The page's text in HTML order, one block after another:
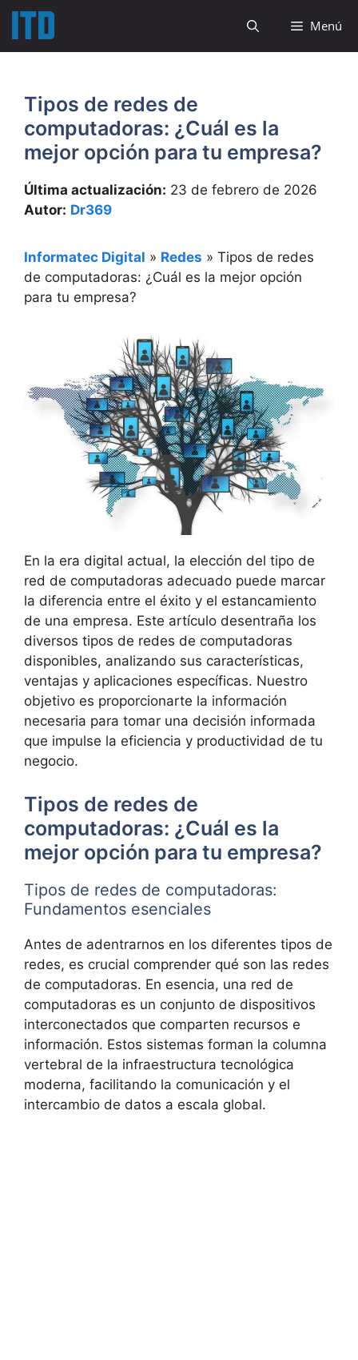
Saltar
contenido
Menú
Tipos de redes de
computadoras: ¿Cuál es la
mejor opción para tu empresa?
Última actualización: 23 de febrero de 2026
Autor: Dr369
Informatec Digital » Redes » Tipos de redes
de computadoras: ¿Cuál es la mejor opción
para tu empresa?
En la era digital actual, la elección del tipo de
red de computadoras adecuado puede marcar
la diferencia entre el éxito y el estancamiento
de una empresa. Este artículo desentraña los
diversos tipos de redes de computadoras
disponibles, analizando sus características,
ventajas y aplicaciones específicas. Nuestro
objetivo es proporcionarte la información
necesaria para tomar una decisión informada
que impulse la eficiencia y productividad de tu
negocio.
Tipos de redes de
computadoras: ¿Cuál es la
mejor opción para tu empresa?
Tipos de redes de computadoras:
Fundamentos esenciales
Antes de adentrarnos en los diferentes tipos de
redes, es crucial comprender qué son las redes
de computadoras. En esencia, una red de
computadoras es un conjunto de dispositivos
interconectados que comparten recursos e
información. Estos sistemas forman la columna
vertebral de la infraestructura tecnológica
moderna, facilitando la comunicación y el
intercambio de datos a escala global.